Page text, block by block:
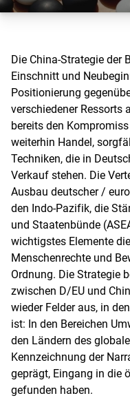
Die China-Strategie der
Einschnitt und
Positionierung
verschiedener Ressorts
bereits den
weiterhin Handel,
Techniken, die in
Verkauf stehen. Die
Ausbau deutscher /
den Indo-Pazifik, die
und Staatenbünde
wichtigstes Elemente
Menschenrechte und
Ordnung. Die Strategie
zwischen D/EU und
wieder Felder aus, in
ist: In den Bereichen
den Ländern des
Kennzeichnung der
geprägt, Eingang in die
gefunden haben.